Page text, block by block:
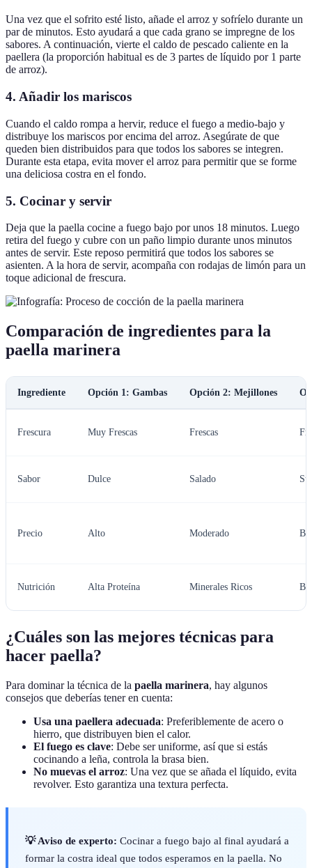
Una vez que el sofrito esté listo, añade el arroz y sofríelo durante un
par de minutos. Esto ayudará a que cada grano se impregne de los
sabores. A continuación, vierte el caldo de pescado caliente en la
paellera (la proporción habitual es de 3 partes de líquido por 1 parte
de arroz).
4. Añadir los mariscos
Cuando el caldo rompa a hervir, reduce el fuego a medio-bajo y
distribuye los mariscos por encima del arroz. Asegúrate de que
queden bien distribuidos para que todos los sabores se integren.
Durante esta etapa, evita mover el arroz para permitir que se forme
una deliciosa costra en el fondo.
5. Cocinar y servir
Deja que la paella cocine a fuego bajo por unos 18 minutos. Luego
retira del fuego y cubre con un paño limpio durante unos minutos
antes de servir. Este reposo permitirá que todos los sabores se
asienten. A la hora de servir, acompaña con rodajas de limón para un
toque adicional de frescura.
Comparación de ingredientes para la
paella marinera
Ingrediente Opción 1: Gambas Opción 2: Mejillones
Frescura Muy Frescas Frescas
Sabor Dulce Salado
Precio Alto Moderado
Nutrición Alta Proteína Minerales Ricos
¿Cuáles son las mejores técnicas para
hacer paella?
Para dominar la técnica de la paella marinera, hay algunos
consejos que deberías tener en cuenta:
Usa una paellera adecuada: Preferiblemente de acero o
hierro, que distribuyen bien el calor.
El fuego es clave: Debe ser uniforme, así que si estás
cocinando a leña, controla la brasa bien.
No muevas el arroz: Una vez que se añada el líquido, evita
revolver. Esto garantiza una textura perfecta.
💡 Aviso de experto: Cocinar a fuego bajo al final ayudará a
formar la costra ideal que todos esperamos en la paella. No